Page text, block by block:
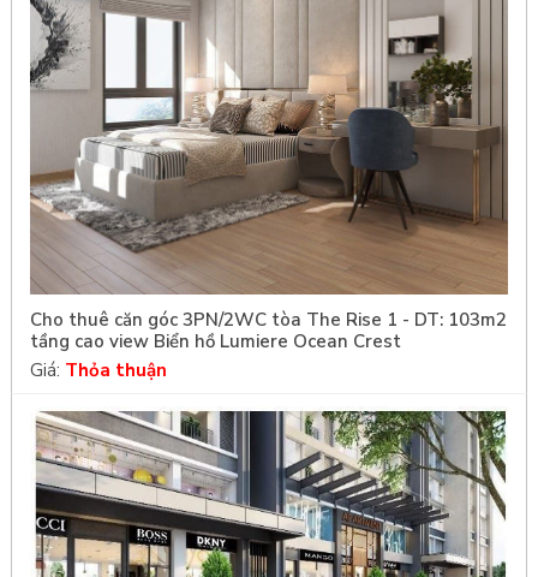
Cho thuê căn góc 3PN/2WC tòa The Rise 1 - DT: 103m2
tầng cao view Biển hồ Lumiere Ocean Crest
Giá: Thỏa thuận